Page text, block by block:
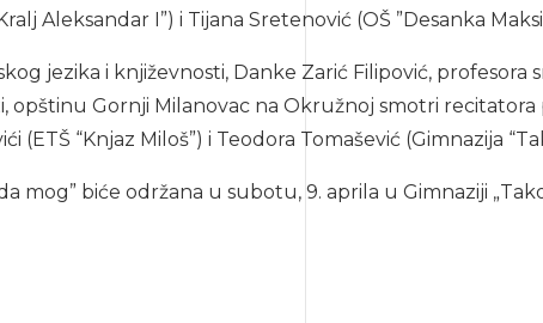
Aleksandar I”) i Tijana Sretenović (OŠ ”Desanka
jezika i književnosti, Danke Zarić Filipović, profesora
opštinu Gornji Milanovac na Okružnoj smotri
(ETŠ “Knjaz Miloš”) i Teodora Tomašević (Gimnazija
mog” biće održana u subotu, 9. aprila u Gimnaziji